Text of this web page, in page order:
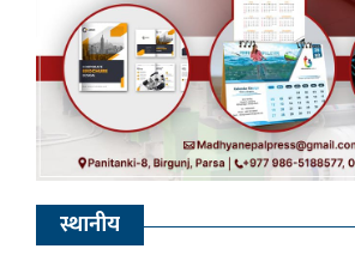
स्थानीय